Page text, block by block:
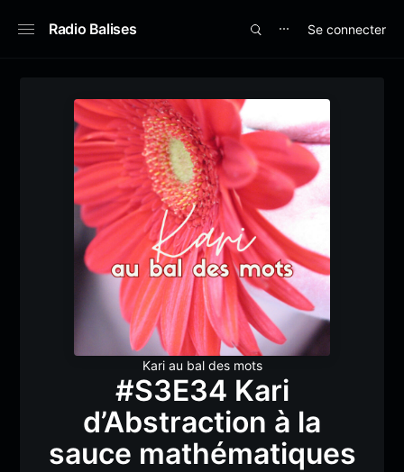
Radio Balises ⋯ Se connecter
Kari au bal des mots
#S3E34 Kari
d’Abstraction à la
sauce mathématiques